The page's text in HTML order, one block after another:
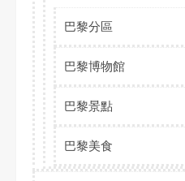
巴黎分區
巴黎博物館
巴黎景點
巴黎美食